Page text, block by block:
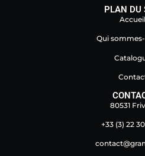
PLAN DU
Accueil
Qui
80531
+33 (3) 22